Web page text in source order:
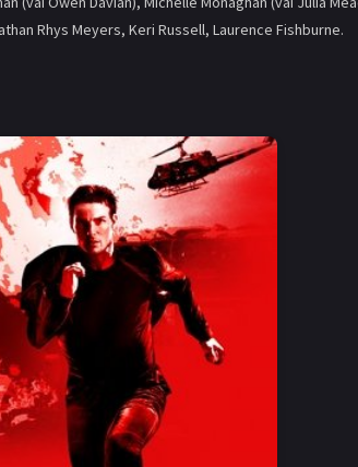
Rhys Meyers, Keri Russell, Laurence Fishburne.